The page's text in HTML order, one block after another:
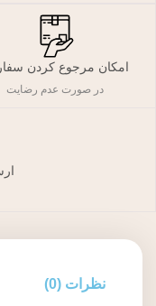
امکان مرجوع کردن
در صورت عدم رضایت
نظرات (0)